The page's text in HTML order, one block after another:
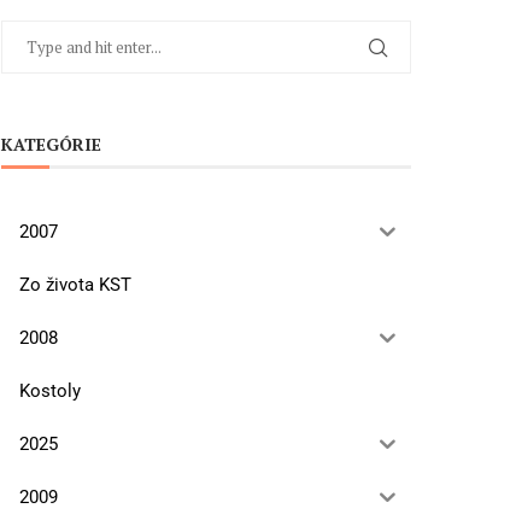
KATEGÓRIE
2007
Zo života KST
2008
Kostoly
2025
2009